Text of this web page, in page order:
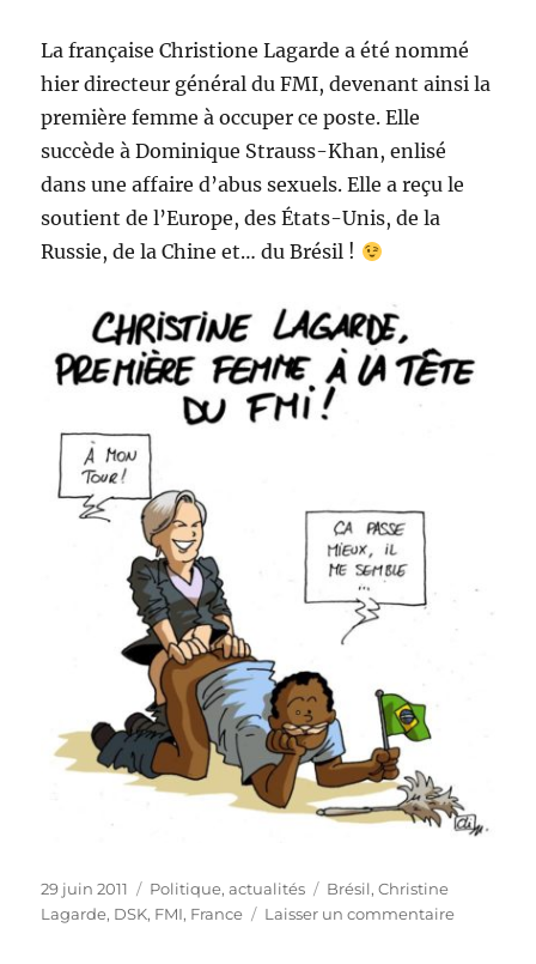
La française Christione Lagarde a été nommé
hier directeur général du FMI, devenant ainsi la
première femme à occuper ce poste. Elle
succède à Dominique Strauss-Khan, enlisé
dans une affaire d’abus sexuels. Elle a reçu le
soutient de l’Europe, des États-Unis, de la
Russie, de la Chine et… du Brésil !
Publié
le
29 juin 2011 Catégories
Politique, actualités Étiquettes
Brésil,Christine
Lagarde, DSK, FMI, France Laisser un commentairesur